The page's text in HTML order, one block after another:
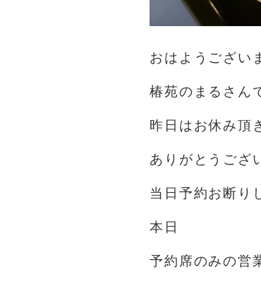
おはようござい
椿苑のまるさん
昨日はお休み頂
ありがとうござ
当日予約お断り
本日
予約席のみの営